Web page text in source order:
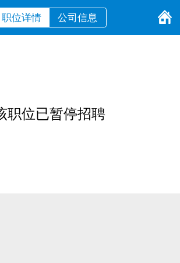
职位详情 公司信息
职位已暂停招聘